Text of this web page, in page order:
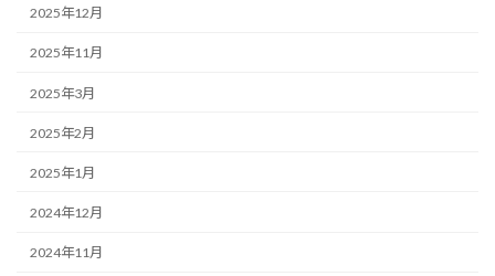
2025年12月
2025年11月
2025年3月
2025年2月
2025年1月
2024年12月
2024年11月